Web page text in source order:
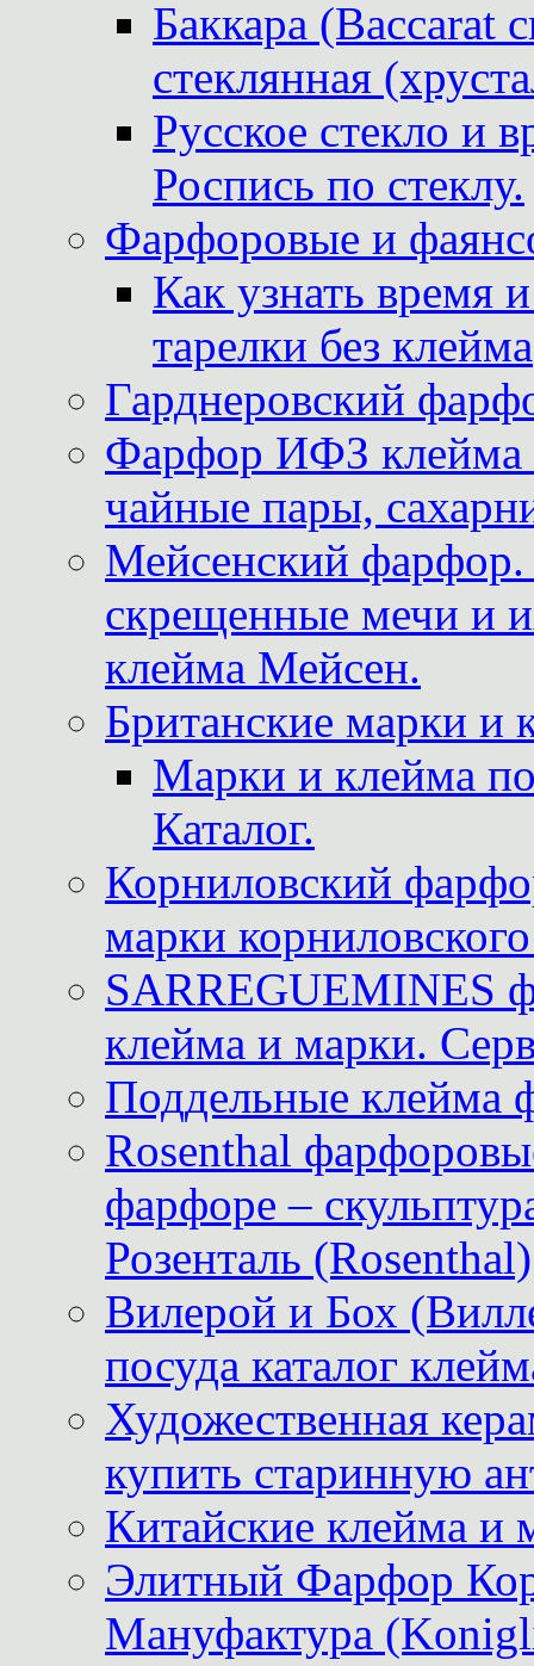
Баккара (Baccarat
стеклянная
Русское стекло и
Роспись по стеклу.
Фарфоровые и
Как узнать время
тарелки без клейма
Гарднеровский
Фарфор ИФЗ клейма
чайные пары,
Мейсенский фарфор.
скрещенные мечи и
клейма Мейсен.
Британские марки и
Марки и клейма
Каталог.
Корниловский
марки
SARREGUEMINES
клейма и марки.
Поддельные клейма
Rosenthal
фарфоре –
Розенталь (Rosenthal)
Вилерой и Бох
посуда каталог
Художественная
купить старинную
Китайские клейма и
Элитный Фарфор
Мануфактура